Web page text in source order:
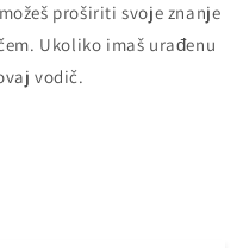
proširiti svoje znanje
Ukoliko imaš urađenu
vodič.